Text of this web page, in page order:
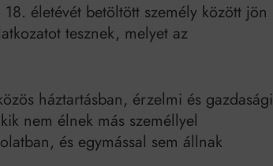
életévét betöltött személy között jön
tesznek, melyet az
háztartásban, érzelmi és gazdasági
nem élnek más személlyel
és egymással sem állnak